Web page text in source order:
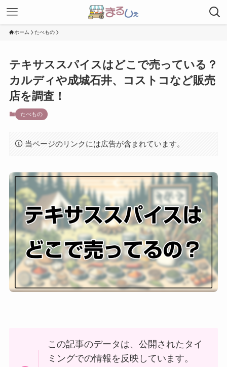
ホーム たべもの
テキサススパイスはどこで売っている？
カルディや成城石井、コストコなど販売
店を調査！
たべもの
当ページのリンクには広告が含まれています。
この記事のデータは、公開されたタイ
ミングでの情報を反映しています。